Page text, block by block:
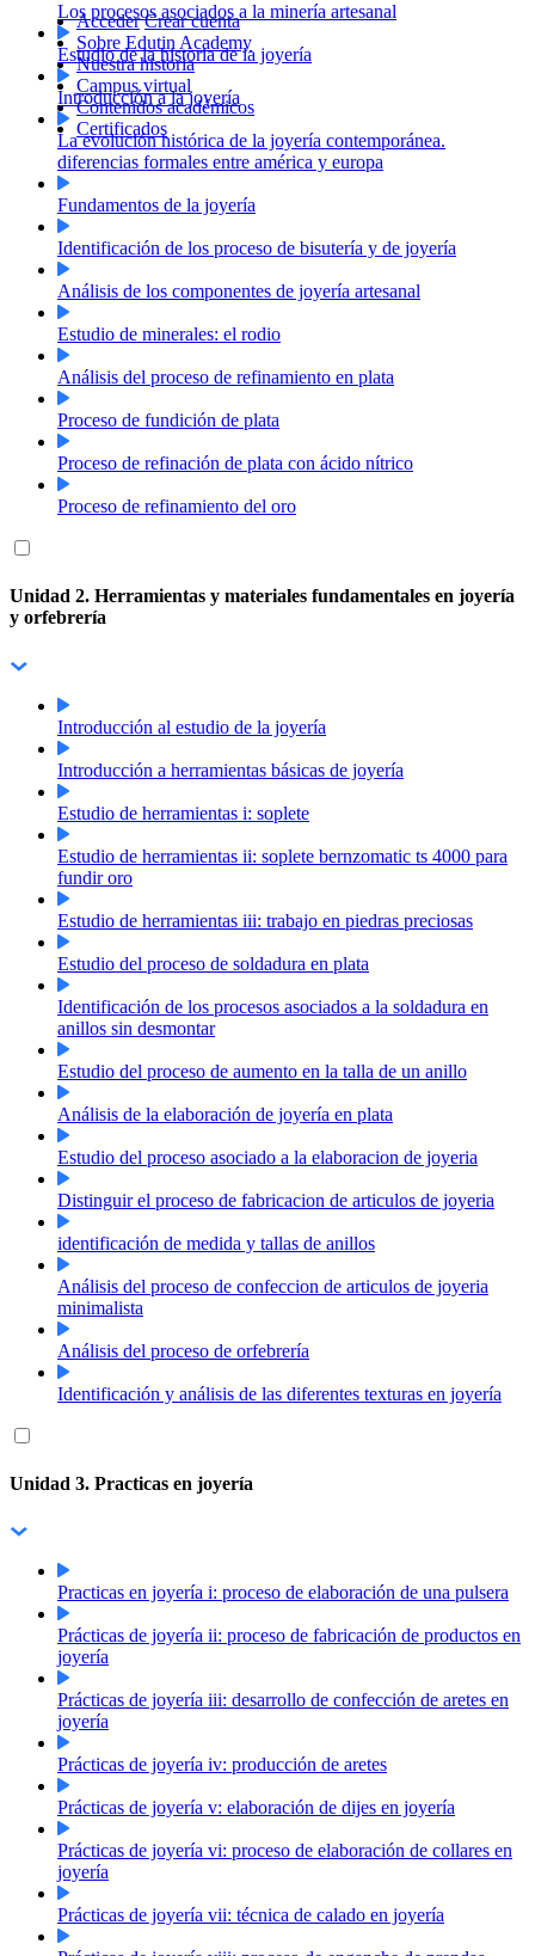
Acceder Crear cuenta
Sobre Edutin Academy
Nuestra historia
Campus virtual
Contenidos académicos
Certificados
Los procesos asociados a la minería artesanal
Estudio de la historia de la joyería
Introducción a la joyería
La evolución histórica de la joyería contemporánea.
diferencias formales entre américa y europa
Fundamentos de la joyería
Identificación de los proceso de bisutería y de joyería
Análisis de los componentes de joyería artesanal
Estudio de minerales: el rodio
Análisis del proceso de refinamiento en plata
Proceso de fundición de plata
Proceso de refinación de plata con ácido nítrico
Proceso de refinamiento del oro
Unidad 2. Herramientas y materiales fundamentales en joyería
y orfebrería
Introducción al estudio de la joyería
Introducción a herramientas básicas de joyería
Estudio de herramientas i: soplete
Estudio de herramientas ii: soplete bernzomatic ts 4000 para
fundir oro
Estudio de herramientas iii: trabajo en piedras preciosas
Estudio del proceso de soldadura en plata
Identificación de los procesos asociados a la soldadura en
anillos sin desmontar
Estudio del proceso de aumento en la talla de un anillo
Análisis de la elaboración de joyería en plata
Estudio del proceso asociado a la elaboracion de joyeria
Distinguir el proceso de fabricacion de articulos de joyeria
identificación de medida y tallas de anillos
Análisis del proceso de confeccion de articulos de joyeria
minimalista
Análisis del proceso de orfebrería
Identificación y análisis de las diferentes texturas en joyería
Unidad 3. Practicas en joyería
Practicas en joyería i: proceso de elaboración de una pulsera
Prácticas de joyería ii: proceso de fabricación de productos en
joyería
Prácticas de joyería iii: desarrollo de confección de aretes en
joyería
Prácticas de joyería iv: producción de aretes
Prácticas de joyería v: elaboración de dijes en joyería
Prácticas de joyería vi: proceso de elaboración de collares en
joyería
Prácticas de joyería vii: técnica de calado en joyería